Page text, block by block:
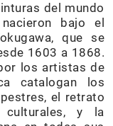
del mundo
nacieron bajo el
que se
1603 a 1868.
los artistas de
catalogan los
el retrato
culturales, y la